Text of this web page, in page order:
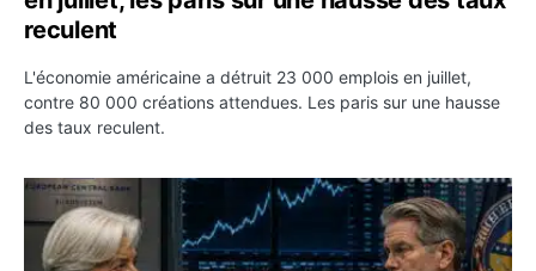
reculent
L'économie américaine a détruit 23 000 emplois en juillet,
contre 80 000 créations attendues. Les paris sur une hausse
des taux reculent.
Yen : Washington a vendu des euros sans prévenir la